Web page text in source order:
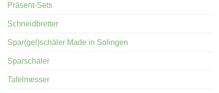
Präsent-Sets
Schneidbretter
Spar(gel)schäler Made in Solingen
Sparschäler
Tafelmesser